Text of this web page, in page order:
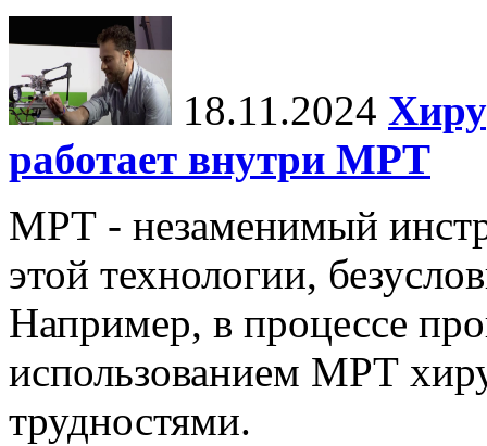
18.11.2024
работает внутри МРТ
МРТ - незаменимый
этой технологии,
Например, в процессе
использованием МРТ
трудностями.